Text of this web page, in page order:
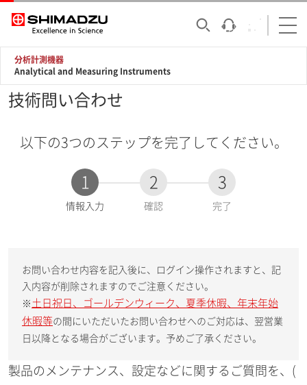
分析計測機器
Analytical and Measuring Instruments
技術問い合わせ
以下の3つのステップを完了してください。
1
現
情報入力
2
確認
3
完了
お問い合わせ内容を記入後に、ログイン操作されますと、記
入内容が削除されますのでご注意ください。
※ 土日祝日、ゴールデンウィーク、夏季休暇、年末年始
休暇等の間にいただいたお問い合わせへのご対応は、翌営業
日以降となる場合がございます。予めご了承ください。
製品のメンテナンス、設定などに関するご質問を、(